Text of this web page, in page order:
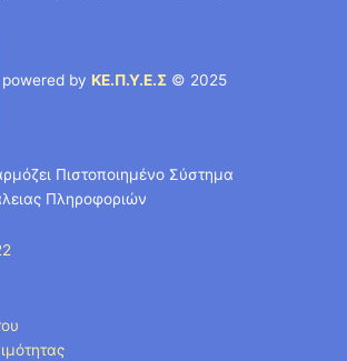
powered by ΚΕ.Π.Υ.Ε.Σ © 2025
Πιστοποιημένο Σύστημα
Πληροφοριών